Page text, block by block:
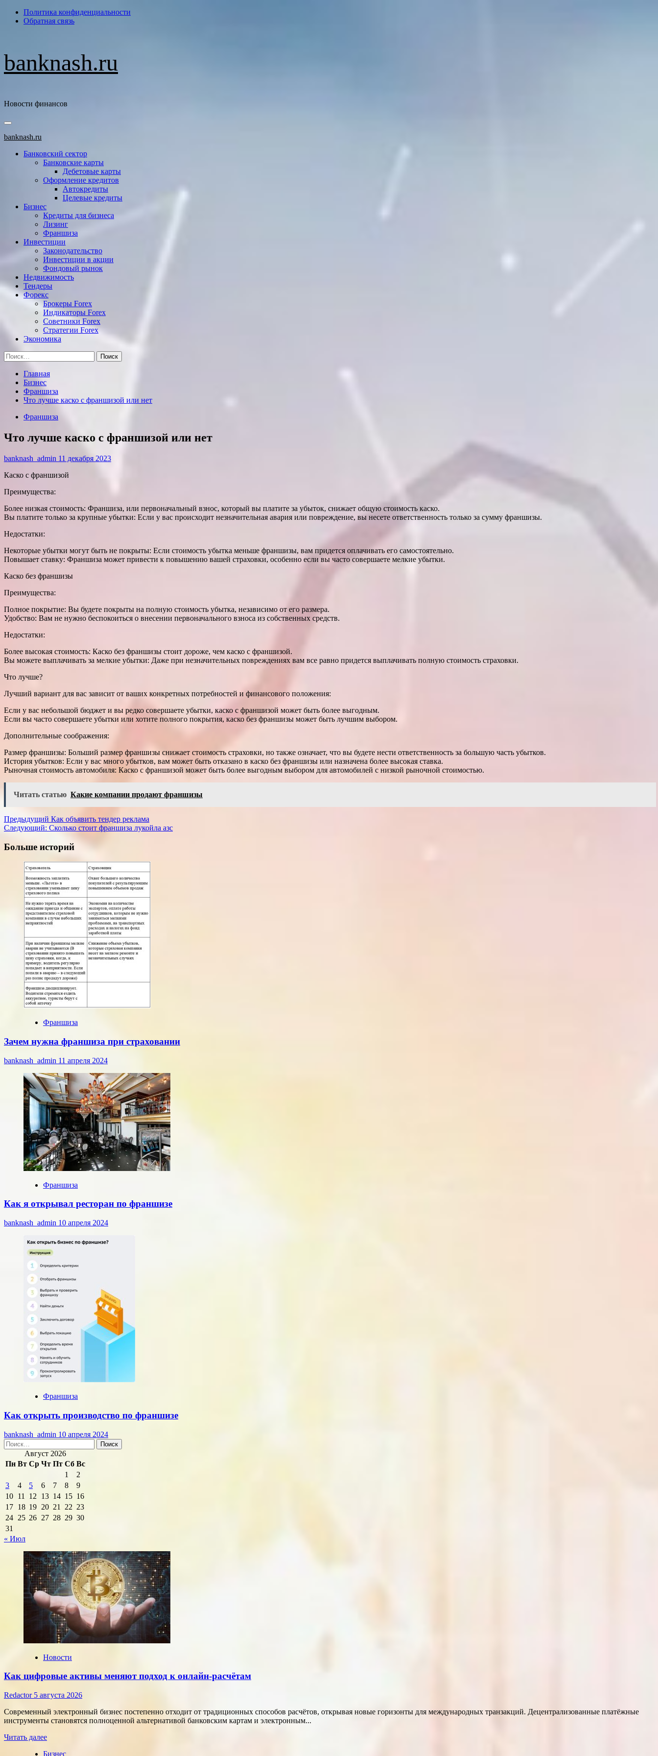
ПерейтиПолитика конфиденциальности
Обратная связь
banknash.ru
Новости финансов
Основное
меню
banknash.ru
Банковский сектор
Банковские карты
Дебетовые карты
Оформление кредитов
Автокредиты
Целевые кредиты
Бизнес
Кредиты для бизнеса
Лизинг
Франшиза
Инвестиции
Законодательство
Инвестиции в акции
Фондовый рынок
Недвижимость
Тендеры
Форекс
Брокеры Forex
Индикаторы Forex
Советники Forex
Стратегии Forex
Экономика
Найти:
Главная
Бизнес
Франшиза
Что лучше каско с франшизой или нет
Франшиза
Что лучше каско с франшизой или нет
banknash_admin 11 декабря 2023
Каско с франшизой
Преимущества:
Более низкая стоимость: Франшиза, или первоначальный взнос, который вы платите за убыток, снижает общую стоимость каско.
Вы платите только за крупные убытки: Если у вас происходит незначительная авария или повреждение, вы несете ответственность только за сумму франшизы.
Недостатки:
Некоторые убытки могут быть не покрыты: Если стоимость убытка меньше франшизы, вам придется оплачивать его самостоятельно.
Повышает ставку: Франшиза может привести к повышению вашей страховки, особенно если вы часто совершаете мелкие убытки.
Каско без франшизы
Преимущества:
Полное покрытие: Вы будете покрыты на полную стоимость убытка, независимо от его размера.
Удобство: Вам не нужно беспокоиться о внесении первоначального взноса из собственных средств.
Недостатки:
Более высокая стоимость: Каско без франшизы стоит дороже, чем каско с франшизой.
Вы можете выплачивать за мелкие убытки: Даже при незначительных повреждениях вам все равно придется выплачивать полную стоимость страховки.
Что лучше?
Лучший вариант для вас зависит от ваших конкретных потребностей и финансового положения:
Если у вас небольшой бюджет и вы редко совершаете убытки, каско с франшизой может быть более выгодным.
Если вы часто совершаете убытки или хотите полного покрытия, каско без франшизы может быть лучшим выбором.
Дополнительные соображения:
Размер франшизы: Больший размер франшизы снижает стоимость страховки, но также означает, что вы будете нести ответственность за большую часть убытков.
История убытков: Если у вас много убытков, вам может быть отказано в каско без франшизы или назначена более высокая ставка.
Рыночная стоимость автомобиля: Каско с франшизой может быть более выгодным выбором для автомобилей с низкой рыночной стоимостью.
Читать статью Какие компании продают франшизы
Навигация
записи
Предыдущий Как объявить тендер реклама
Следующий: Сколько стоит франшиза лукойла азс
Больше историй
Франшиза
Зачем нужна франшиза при страховании
banknash_admin 11 апреля 2024
Франшиза
Как я открывал ресторан по франшизе
banknash_admin 10 апреля 2024
Франшиза
Как открыть производство по франшизе
banknash_admin 10 апреля 2024
Найти:
Август 2026
Пн Вт Ср Чт Пт Сб Вс
1
2
3
4 5 6 7 8
9
10 11 12 13 14 15 16
17 18 19 20 21 22 23
24 25 26 27 28 29 30
31
« Июл
Новости
Как цифровые активы меняют подход к онлайн-расчётам
Redactor 5 августа 2026
Современный электронный бизнес постепенно отходит от традиционных способов расчётов, открывая новые горизонты для международных транзакций. Децентрализованные платёжные
инструменты становятся полноценной альтернативой банковским картам и электронным...
Читать далееПрочитать
о
Бизнес